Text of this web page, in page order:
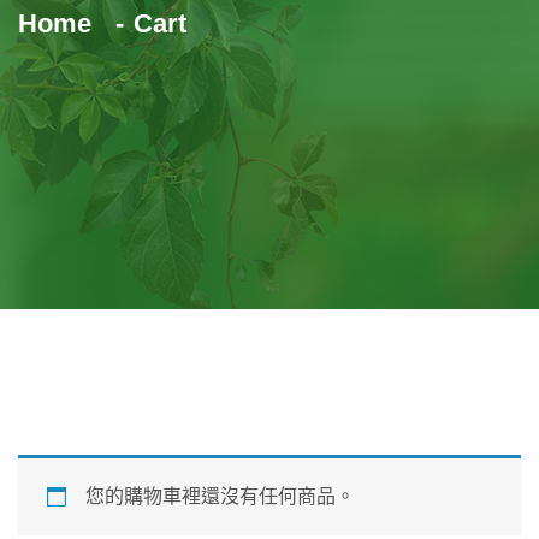
Home Cart
您的購物車裡還沒有任何商品。